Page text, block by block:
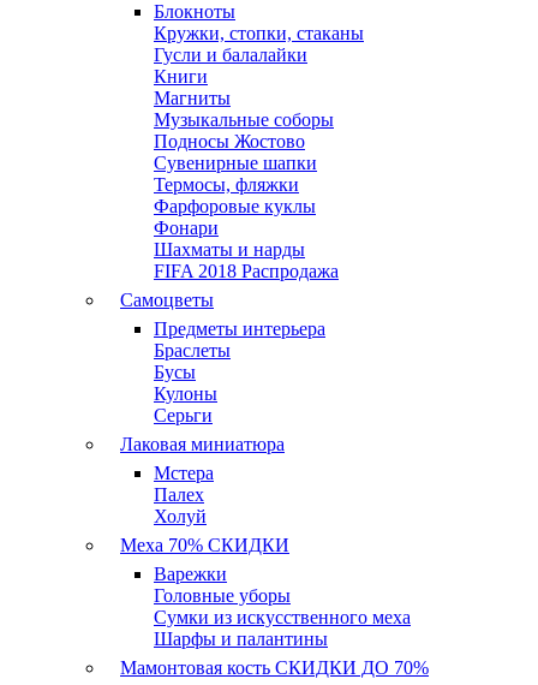
Блокноты
Кружки, стопки, стаканы
Гусли и балалайки
Книги
Магниты
Музыкальные соборы
Подносы Жостово
Сувенирные шапки
Термосы, фляжки
Фарфоровые куклы
Фонари
Шахматы и нарды
FIFA 2018 Распродажа
Самоцветы
Предметы интерьера
Браслеты
Бусы
Кулоны
Серьги
Лаковая миниатюра
Мстера
Палех
Холуй
Меха 70% СКИДКИ
Варежки
Головные уборы
Сумки из искусственного меха
Шарфы и палантины
Мамонтовая кость СКИДКИ ДО 70%